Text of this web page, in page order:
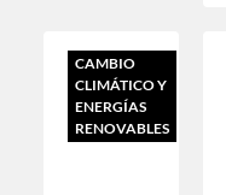
CAMBIO
CLIMÁTICO Y
ENERGÍAS
RENOVABLES